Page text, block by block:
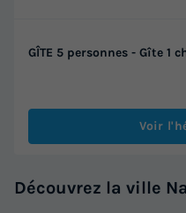
GÎTE 5 personnes - Gîte 1
Voir
Découvrez la ville